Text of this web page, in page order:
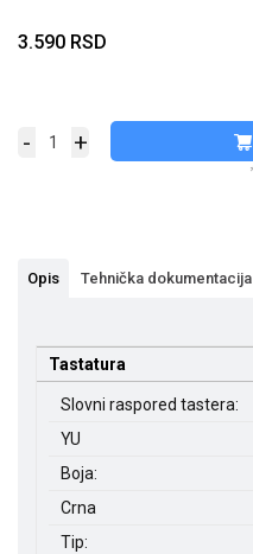
3.590 RSD
- +
Opis Tehnička dokumentacija
Tastatura
Slovni raspored tastera:
YU
Boja:
Crna
Tip: